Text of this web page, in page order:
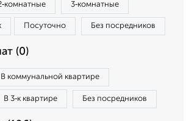
3‑комнатные
Посуточно Без посредников
(0)
В коммунальной квартире
В 3‑к квартире Без посредников